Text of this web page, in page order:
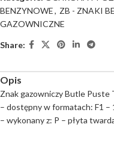
BENZYNOWE, ZB - ZNAKI
GAZOWNICZNE
Share:
Opis
Znak gazowniczy Butle Puste
– dostępny w formatach: F1 –
– wykonany z: P – płyta